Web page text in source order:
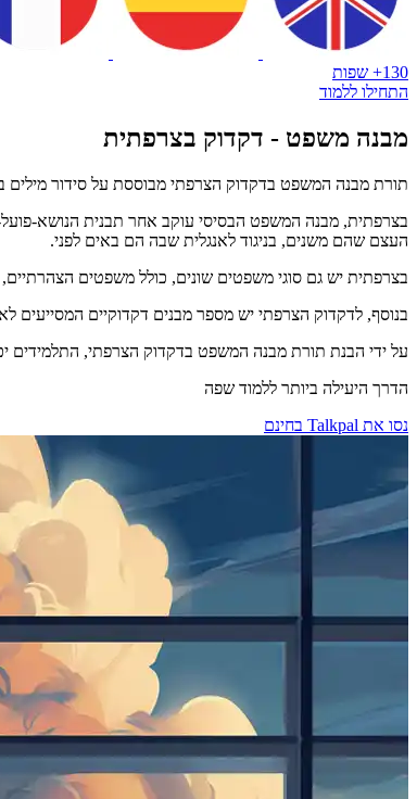
130+ שפות
התחילו ללמוד
מבנה משפט - דקדוק בצרפתית
תורת מבנה המשפט בדקדוק הצרפתי מבוססת על סידור מילים
העצם שהם משנים, בניגוד לאנגלית שבה הם באים לפני.
בצרפתית יש גם סוגי משפטים שונים, כולל משפטים הצהרתיים,
בנוסף, לדקדוק הצרפתי יש מספר מבנים דקדוקיים המסייעים
על ידי הבנת תורת מבנה המשפט בדקדוק הצרפתי, התלמידים
הדרך היעילה ביותר ללמוד שפה
נסו את Talkpal בחינם